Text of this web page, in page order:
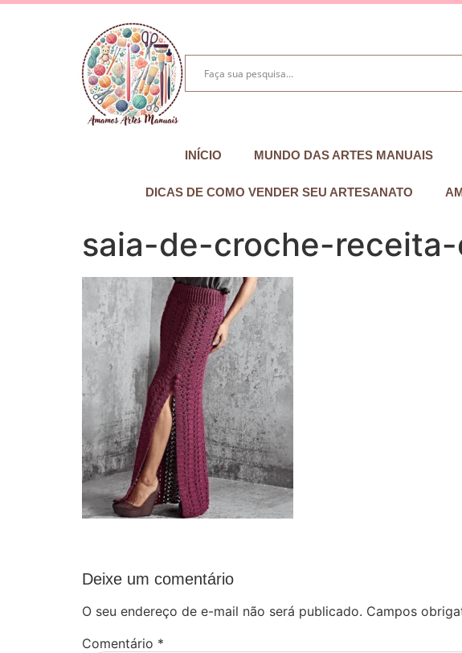
INÍCIO MUNDO DAS ARTES MANUAIS
DICAS DE COMO VENDER SEU ARTESANATO
saia-de-croche-
Deixe um comentário
O seu endereço de e-mail não será publicado. Campos
Comentário *